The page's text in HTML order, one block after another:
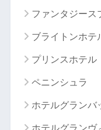
ファンタジース
ブライトンホテ
プリンスホテル
ペニンシュラ
ホテルグランバ
ホテルグランヴ